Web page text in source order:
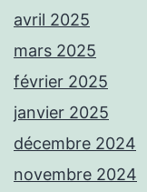
avril 2025
mars 2025
février 2025
janvier 2025
décembre 2024
novembre 2024